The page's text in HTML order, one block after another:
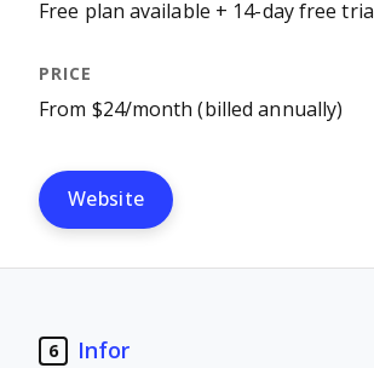
Free plan available + 14-day free trial
From $24/month (billed annually)
Website
6 Infor